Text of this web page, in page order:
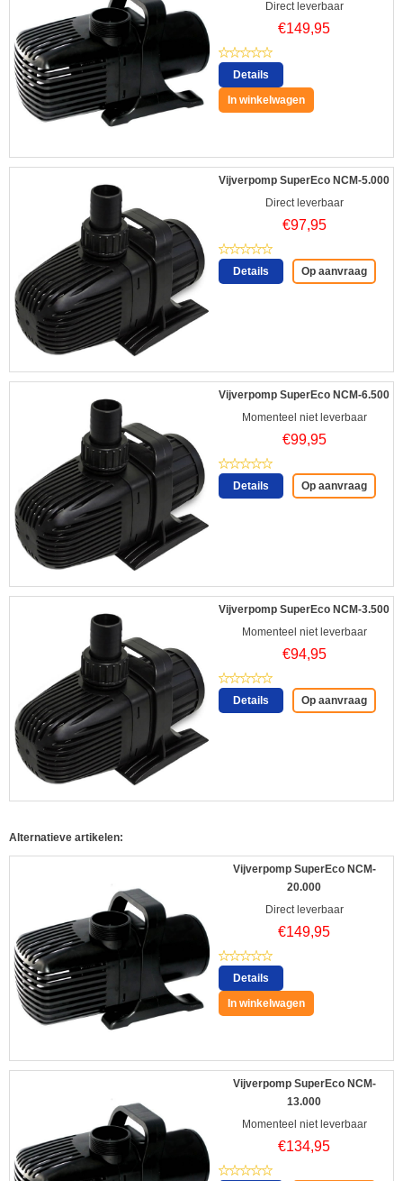
Direct leverbaar
€149,95
Details
In winkelwagen
Vijverpomp SuperEco NCM-5.000
Direct leverbaar
€97,95
Details Op aanvraag
Vijverpomp SuperEco NCM-6.500
Momenteel niet leverbaar
€99,95
Details Op aanvraag
Vijverpomp SuperEco NCM-3.500
Momenteel niet leverbaar
€94,95
Details Op aanvraag
Alternatieve artikelen:
Vijverpomp SuperEco NCM-
20.000
Direct leverbaar
€149,95
Details
In winkelwagen
Vijverpomp SuperEco NCM-
13.000
Momenteel niet leverbaar
€134,95